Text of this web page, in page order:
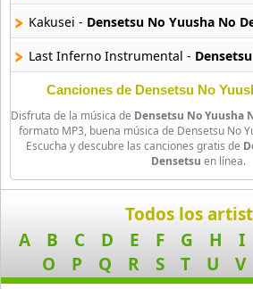
Amatsuki
20 músicas online
Angel Beats
39 músicas online
Angel Heart
36 músicas online
Angel Sanctuary
19 músicas online
3 músicas online
Kakusei - Densetsu No Yuusha No
Last Inferno Instrumental -
Shijima No Naka -Densetsu No
Taiji -Densetsu No Yuusha No
Yami E No Kyosokyoku -Densetsu No
A Turn -Densetsu No Yuusha No
Densetsu No Yuusha No
Atacar -Densetsu No Yuusha No
Canciones de Densetsu No
Disfruta de la música de Densetsu No Yuusha
formato MP3, buena música de Densetsu No
Escucha y descubre las canciones gratis de
Densetsu en línea.
Todos los
A
B C D E F G H I
O
P Q R S T U V